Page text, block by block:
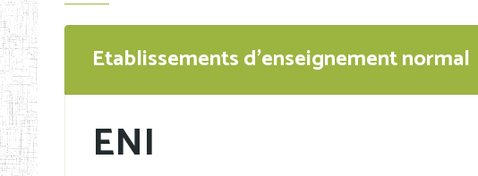
Etablissements d'enseignement normal
ENI